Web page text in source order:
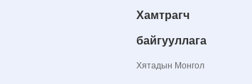
Хамтрагч
байгууллага
Хятадын Монгол